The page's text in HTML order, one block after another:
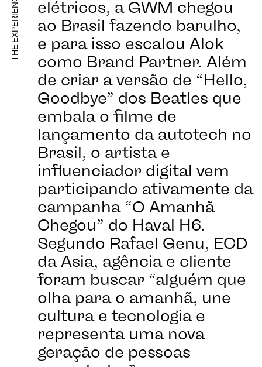
THE EXPERIENCE CO. CULTURA
SIGA NOS
IDIOMA
HELLO@ASIAXP.CO
elétricos, a GWM chegou
ao Brasil fazendo barulho,
e para isso escalou Alok
como Brand Partner. Além
de criar a versão de “Hello,
Goodbye” dos Beatles que
embala o filme de
lançamento da autotech no
Brasil, o artista e
influenciador digital vem
participando ativamente da
campanha “O Amanhã
Chegou” do Haval H6.
Segundo Rafael Genu, ECD
da Asia, agência e cliente
foram buscar “alguém que
olha para o amanhã, une
cultura e tecnologia e
representa uma nova
geração de pessoas